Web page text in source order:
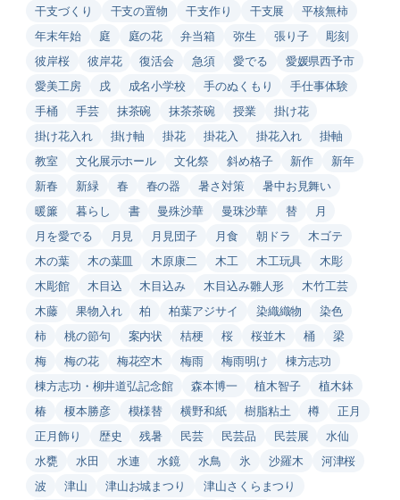
干支づくり
干支の置物 干支作り 干支展
平核無柿
年末年始
庭 庭の花 弁当箱 弥生 張り子
彫刻
彼岸桜
彼岸花 復活会 急須 愛でる
愛媛県西予市
愛美工房
戌 成名小学校 手のぬくもり
手仕事体験
手桶
手芸 抹茶碗 抹茶茶碗 授業
掛け花
掛け花入れ
掛け軸 掛花 掛花入 掛花入れ
掛軸
教室
文化展示ホール 文化祭 斜め格子 新作
新年
新春
新緑 春 春の器 暑さ対策
暑中お見舞い
暖簾
暮らし 書 曼殊沙華 曼珠沙華 替
月
月を愛でる
月見 月見団子 月食 朝ドラ
木ゴテ
木の葉
木の葉皿 木原康二 木工 木工玩具
木彫
木彫館
木目込 木目込み 木目込み雛人形
木竹工芸
木藤
果物入れ 柏 柏葉アジサイ 染織織物
染色
柿
桃の節句 案内状 桔梗 桜 桜並木 桶
梁
梅
梅の花 梅花空木 梅雨 梅雨明け
棟方志功
棟方志功・柳井道弘記念館
森本博一 植木智子
植木鉢
椿
榎本勝彦 模様替 横野和紙 樹脂粘土 樽
正月
正月飾り
歴史 残暑 民芸 民芸品 民芸展
水仙
水甕
水田 水連 水鏡 水鳥 氷 沙羅木
河津桜
波
津山 津山お城まつり
津山さくらまつり